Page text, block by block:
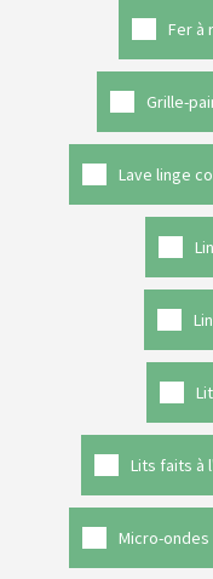
Fer à
Grille-
Lave linge
Lits faits à
Micro-ondes